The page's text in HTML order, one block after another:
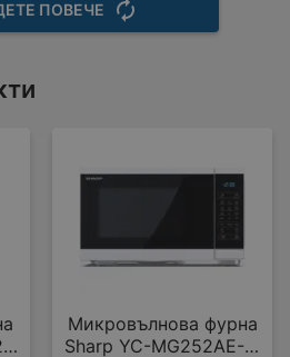
ПОВЕЧЕ
Микровълнова фурна
Sharp YC-MG252AE-W